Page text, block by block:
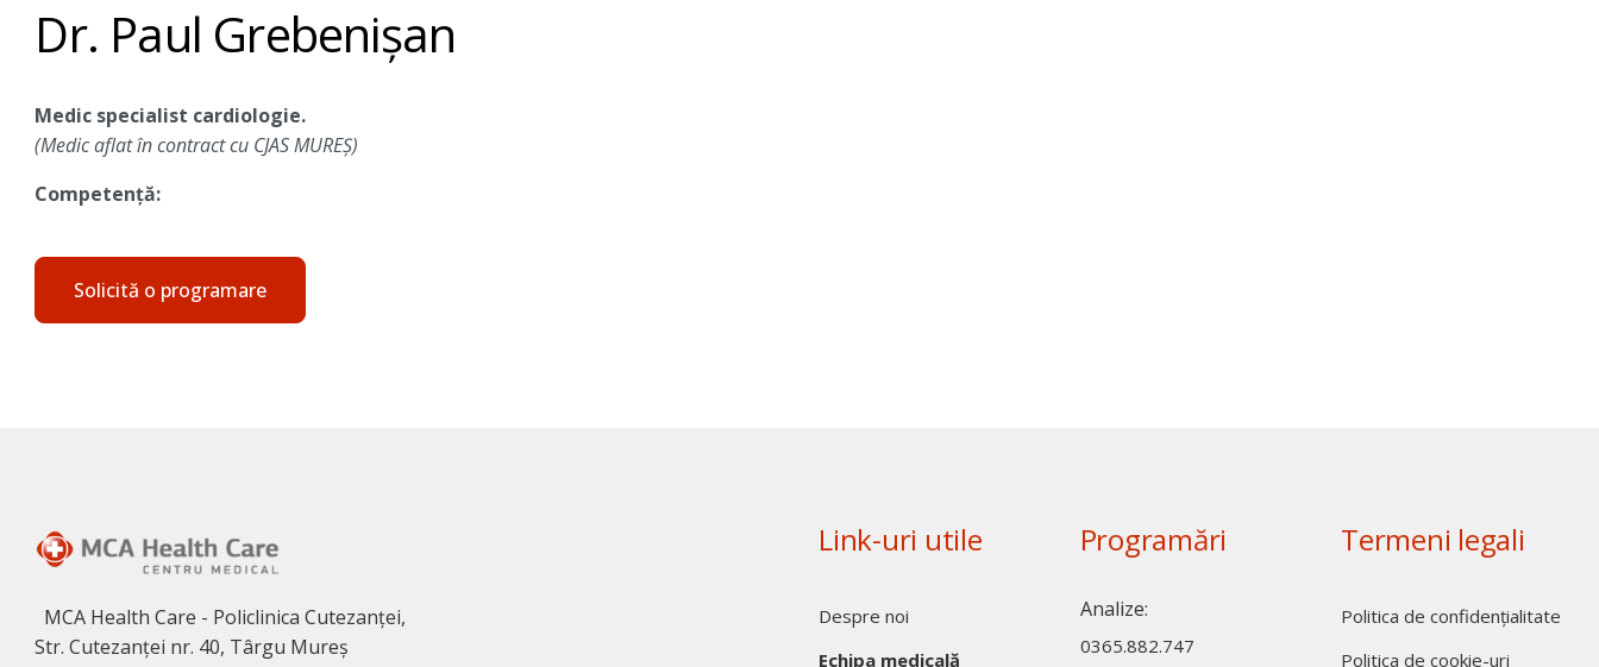
Dr. Paul Grebenişan
Medic specialist cardiologie.
(Medic aflat în contract cu CJAS MUREȘ)
Competenţă:
Solicită o programare
MCA Health Care - Policlinica Cutezanței,
Str. Cutezanței nr. 40, Târgu Mureș
Link-uri utile
Despre noi
Echipa medicală
Programări
Analize:
0365.882.747
Termeni legali
Politica de confidențialitate
Politica de cookie-uri